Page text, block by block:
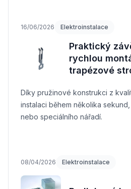
16/06/2026 Elektroinstalace
Praktický
rychlou
trapézové
Díky pružinové konstrukci z
instalaci během několika
nebo speciálního nářadí.
08/04/2026 Elektroinstalace